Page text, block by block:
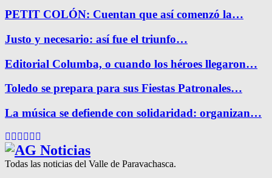
PETIT COLÓN: Cuentan que así comenzó la…
Justo y necesario: así fue el triunfo…
Editorial Columba, o cuando los héroes llegaron…
Toledo se prepara para sus Fiestas Patronales…
La música se defiende con solidaridad: organizan…
Facebook
Twitter
Instagram
Pinterest
Google
Todas las noticias del Valle de Paravachasca.